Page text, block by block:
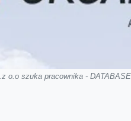
o.o szuka pracownika -